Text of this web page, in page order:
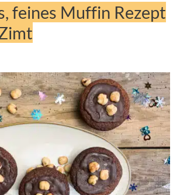
feines Muffin Rezept